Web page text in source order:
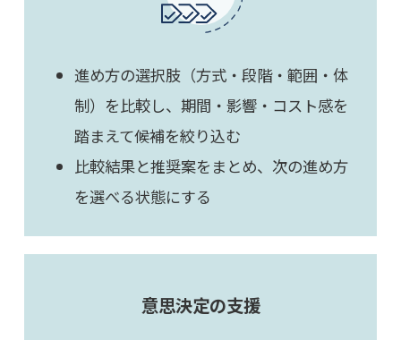
進め方の選択肢（方式・段階・範囲・体
制）を比較し、期間・影響・コスト感を
踏まえて候補を絞り込む
比較結果と推奨案をまとめ、次の進め方
を選べる状態にする
意思決定の支援